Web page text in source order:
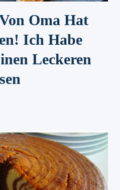
Oma Hat
Ich Habe
Leckeren